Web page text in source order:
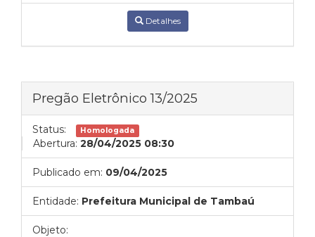
Detalhes
Pregão Eletrônico 13/2025
Status: Homologada
Abertura: 28/04/2025 08:30
Publicado em: 09/04/2025
Entidade: Prefeitura Municipal de Tambaú
Objeto: